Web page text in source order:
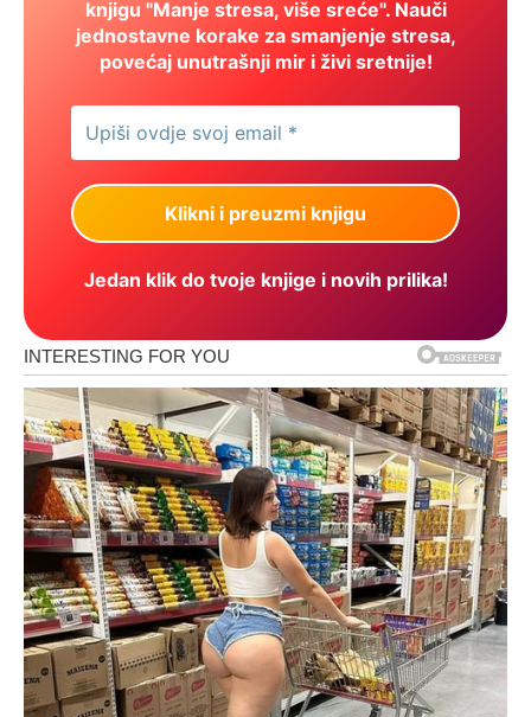
knjigu "Manje stresa, više sreće". Nauči
jednostavne korake za smanjenje stresa,
povećaj unutrašnji mir i živi sretnije!
Jedan klik do tvoje knjige i novih prilika!